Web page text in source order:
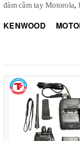
đàm cầm tay Motorola,
KENWOOD